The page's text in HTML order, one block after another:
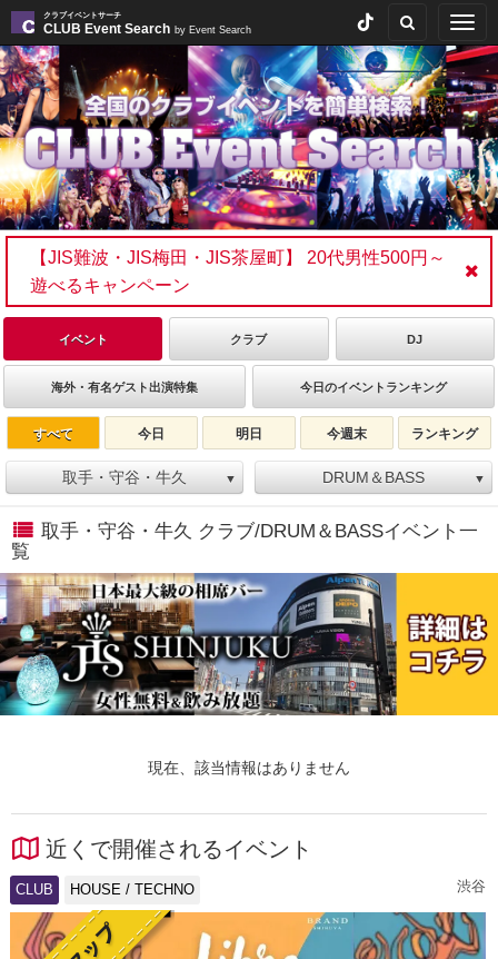
クラブイベントサーチ
CLUB Event Search by Event Search
【JIS難波・JIS梅田・JIS茶屋町】 20代男性500円～
遊べるキャンペーン
イベント クラブ DJ
海外・有名ゲスト出演特集 今日のイベントランキング
すべて 今日 明日 今週末 ランキング
取手・守谷・牛久 ▼ DRUM＆BASS ▼
取手・守谷・牛久 クラブ/DRUM＆BASSイベント一
覧
現在、該当情報はありません
近くで開催されるイベント
CLUB HOUSE / TECHNO 渋谷